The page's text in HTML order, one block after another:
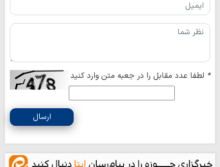
* لطفا عدد مقابل را در جعبه متن وارد کنید
ارسال